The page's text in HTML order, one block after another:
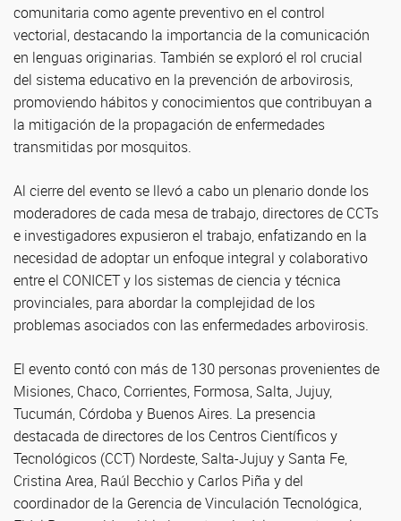
comunitaria como agente preventivo en el control
vectorial, destacando la importancia de la comunicación
en lenguas originarias. También se exploró el rol crucial
del sistema educativo en la prevención de arbovirosis,
promoviendo hábitos y conocimientos que contribuyan a
la mitigación de la propagación de enfermedades
transmitidas por mosquitos.
Al cierre del evento se llevó a cabo un plenario donde los
moderadores de cada mesa de trabajo, directores de CCTs
e investigadores expusieron el trabajo, enfatizando en la
necesidad de adoptar un enfoque integral y colaborativo
entre el CONICET y los sistemas de ciencia y técnica
provinciales, para abordar la complejidad de los
problemas asociados con las enfermedades arbovirosis.
El evento contó con más de 130 personas provenientes de
Misiones, Chaco, Corrientes, Formosa, Salta, Jujuy,
Tucumán, Córdoba y Buenos Aires. La presencia
destacada de directores de los Centros Científicos y
Tecnológicos (CCT) Nordeste, Salta-Jujuy y Santa Fe,
Cristina Area, Raúl Becchio y Carlos Piña y del
coordinador de la Gerencia de Vinculación Tecnológica,